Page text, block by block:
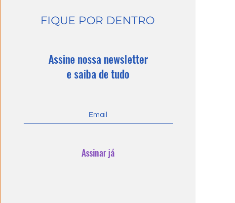
ADPF 976: do papel para a vida
FIQUE POR DENTRO
Assine nossa newsletter
e saiba de tudo
Assinar já